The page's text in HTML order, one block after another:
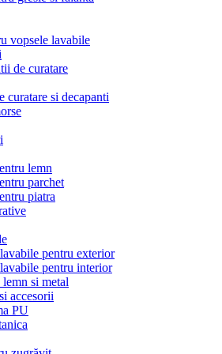
vopsele lavabile
de curatare
curatare si decapanti
lemn
parchet
piatra
pentru exterior
pentru interior
si metal
accesorii
PU